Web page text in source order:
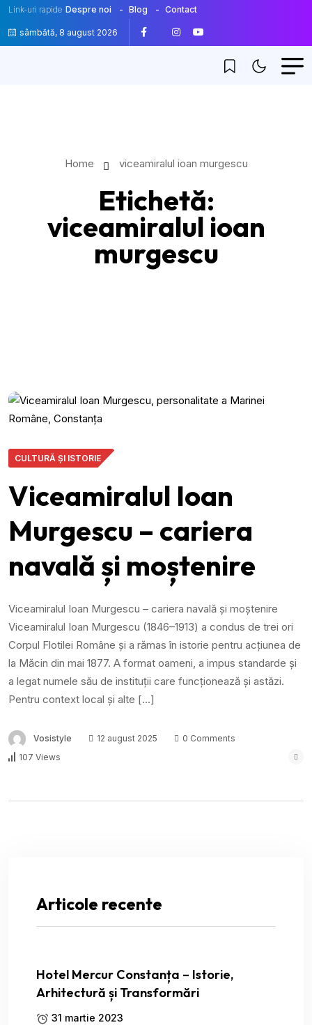
Link-uri rapide Despre noi Blog Contact
sâmbătă, 8 august 2026
Home viceamiralul ioan murgescu
Etichetă:
viceamiralul ioan
murgescu
CULTURĂ ȘI ISTORIE
Viceamiralul Ioan
Murgescu – cariera
navală și moștenire
Viceamiralul Ioan Murgescu – cariera navală și moștenire
Viceamiralul Ioan Murgescu (1846–1913) a condus de trei ori
Corpul Flotilei Române și a rămas în istorie pentru acțiunea de
la Măcin din mai 1877. A format oameni, a impus standarde și
a legat numele său de instituții care funcționează și astăzi.
Pentru context local și alte […]
Vosistyle 12 august 2025
0 Comments
107 Views
Articole recente
Hotel Mercur Constanța – Istorie,
Arhitectură și Transformări
31 martie 2023